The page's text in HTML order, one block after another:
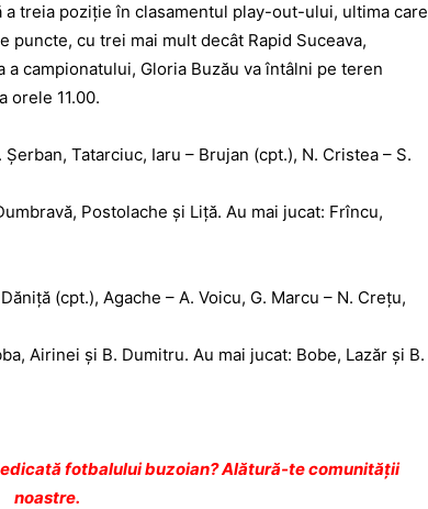
treia poziţie în clasamentul play-out-ului, ultima care
cu trei mai mult decât Rapid Suceava,
a campionatului, Gloria Buzău va întâlni pe teren
orele 11.00.
Şerban, Tatarciuc, Iaru – Brujan (cpt.), N. Cristea – S.
Postolache şi Liţă. Au mai jucat: Frîncu,
(cpt.), Agache – A. Voicu, G. Marcu – N. Creţu,
Airinei şi B. Dumitru. Au mai jucat: Bobe, Lazăr şi B.
fotbalului buzoian? Alătură-te comunității
noastre.